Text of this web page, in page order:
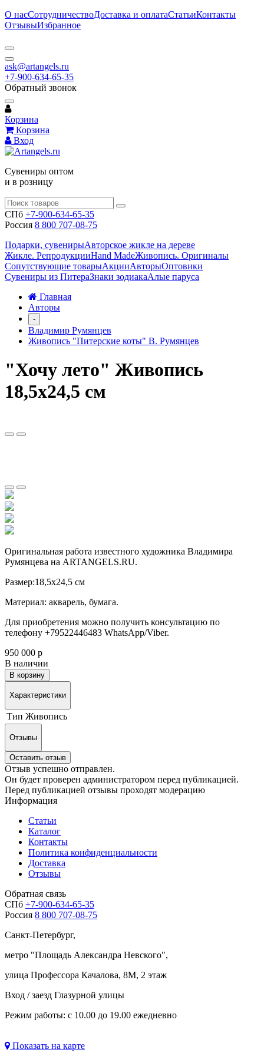
О насСотрудничествоДоставка и оплатаСтатьиКонтакты
ОтзывыИзбранное
ask@artangels.ru
+7-900-634-65-35
Обратный звонок
Корзина
Корзина
Вход
Сувениры оптом
и в розницу
СПб +7-900-634-65-35
Россия 8 800 707-08-75
Подарки, сувенирыАвторское жикле на дереве
Жикле. РепродукцииHand MadeЖивопись. Оригиналы
Сопутствующие товарыАкцииАвторыОптовики
Сувениры из ПитераЗнаки зодиакаАлые паруса
Главная
Авторы
-
Владимир Румянцев
Живопись "Питерские коты" В. Румянцев
"Хочу лето" Живопись
18,5х24,5 см
Оригинальная работа известного художника Владимира
Румянцева на ARTANGELS.RU.
Размер:18,5х24,5 см
Материал: акварель, бумага.
Для приобретения можно получить консультацию по
телефону +79522446483 WhatsApp/Viber.
950 000 р
В наличии
В корзину
Характеристики
Тип Живопись
Отзывы
Оставить отзыв
Отзыв успешно отправлен.
Он будет проверен администратором перед публикацией.
Перед публикацией отзывы проходят модерацию
Информация
Статьи
Каталог
Контакты
Политика конфиденциальности
Доставка
Отзывы
Обратная связь
СПб +7-900-634-65-35
Россия 8 800 707-08-75
Санкт-Петербург,
метро "Площадь Александра Невского",
улица Профессора Качалова, 8М, 2 этаж
Вход / заезд Глазурной улицы
Режим работы: с 10.00 до 19.00 ежедневно
Показать на карте